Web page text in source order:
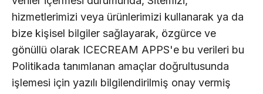
hizmetlerimizi veya ürünlerimizi kullanarak ya da
bize kişisel bilgiler sağlayarak, özgürce ve
gönüllü olarak ICECREAM APPS'e bu verileri bu
Politikada tanımlanan amaçlar doğrultusunda
işlemesi için yazılı bilgilendirilmiş onay vermiş